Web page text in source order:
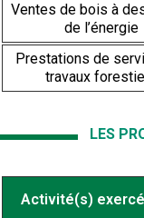
Ventes de bois à
de l’énergie
Prestations de
travaux
LES
Activité(s)